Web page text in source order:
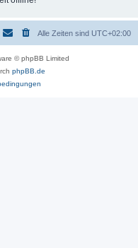
Alle Zeiten sind UTC+02:00
© phpBB Limited
phpBB.de